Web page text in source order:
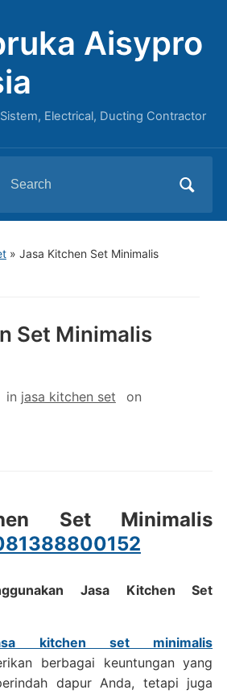
Aisypro
Electrical, Ducting Contractor
for:
» Jasa Kitchen Set Minimalis
Set Minimalis
in jasa kitchen set on
Set Minimalis
Jasa Kitchen Set
kitchen set minimalis
berbagai keuntungan yang
dapur Anda, tetapi juga